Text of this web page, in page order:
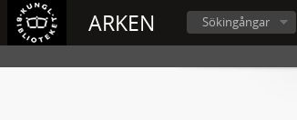
ARKEN Sökingångar